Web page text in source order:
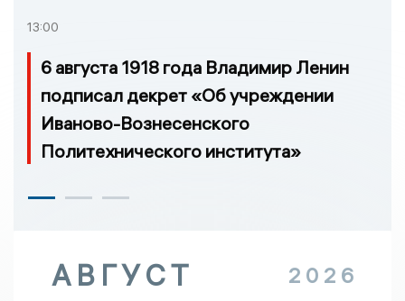
13:00
6 августа 1918 года Владимир Ленин
подписал декрет «Об учреждении
Иваново-Вознесенского
Политехнического института»
АВГУСТ 2026